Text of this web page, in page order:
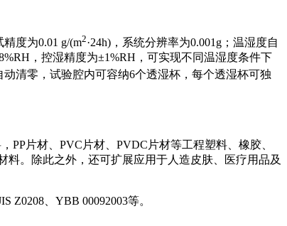
精度为0.01 g/(m2·24h)，系统分辨率为0.001g；温湿度自
，控湿精度为±1%RH，可实现不同温湿度条件下
清零，试验腔内可容纳6个透湿杯，每个透湿杯可独
片材、PVC片材、PVDC片材等工程塑料、橡胶、
。除此之外，还可扩展应用于人造皮肤、医疗用品及
Z0208、YBB 00092003等。